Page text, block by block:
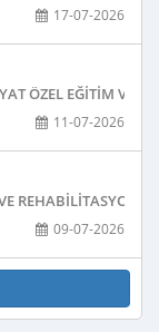
17-07-2026
ÖZEL EĞITIM VE
11-07-2026
REHABILITASYON
09-07-2026